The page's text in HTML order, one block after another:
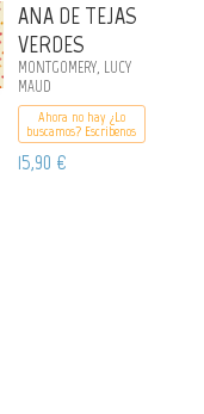
ANA DE TEJAS
VERDES
MONTGOMERY, LUCY
MAUD
Ahora no hay ¿Lo
buscamos? Escribenos
15,90 €